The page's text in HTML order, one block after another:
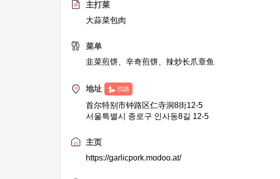
主打菜
大蒜菜包肉
菜单
韭菜煎饼、辛奇煎饼、辣炒长爪章鱼
地址 找路
首尔特别市钟路区仁寺洞8街12-5
서울특별시 종로구 인사동8길 12-5
主页
https://garlicpork.modoo.at/